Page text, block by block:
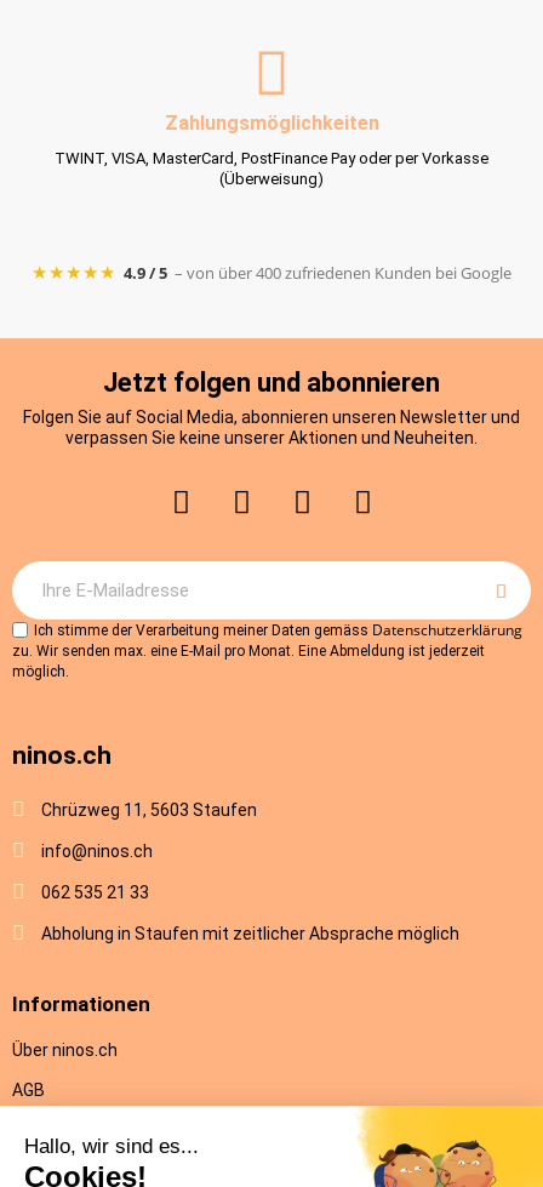
Zahlungsmöglichkeiten
TWINT, VISA, MasterCard, PostFinance Pay oder per Vorkasse
(Überweisung)
★★★★★ 4.9 / 5 – von über 400 zufriedenen Kunden bei Google
Jetzt folgen und abonnieren
Folgen Sie auf Social Media, abonnieren unseren Newsletter und
verpassen Sie keine unserer Aktionen und Neuheiten.
Ich stimme der Verarbeitung meiner Daten gemäss Datenschutzerklärung
zu. Wir senden max. eine E-Mail pro Monat. Eine Abmeldung ist jederzeit
möglich.
ninos.ch
Chrüzweg 11, 5603 Staufen
info@ninos.ch
062 535 21 33
Abholung in Staufen mit zeitlicher Absprache möglich
Informationen
Über ninos.ch
AGB
Rückgabe